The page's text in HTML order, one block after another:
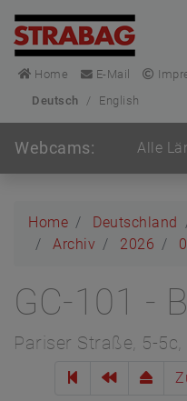
Home E-Mail
Deutsch
/ English
Webcams: Alle
Home Deutschland
Archiv
2026
GC-101 -
Pariser Straße, 5-